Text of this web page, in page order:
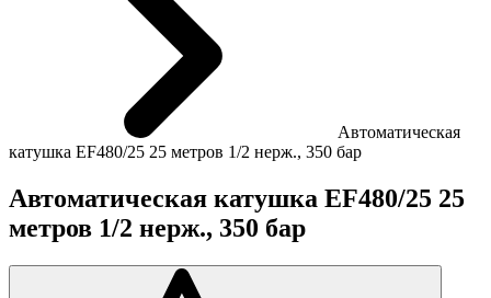
Автоматическая
катушка EF480/25 25 метров 1/2 нерж., 350 бар
Автоматическая катушка EF480/25 25
метров 1/2 нерж., 350 бар